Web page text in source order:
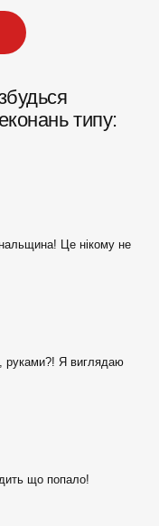
типу:
Це нікому не
руками?! Я виглядаю
що попало!